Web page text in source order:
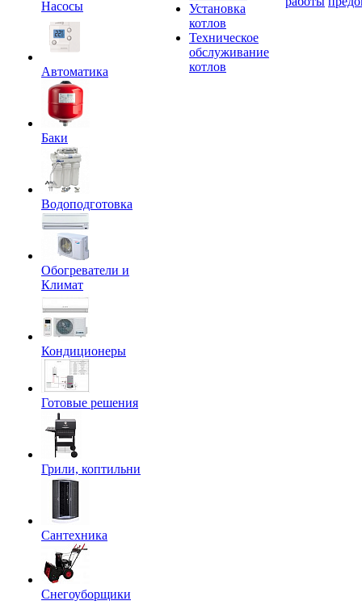
Насосы
Автоматика
Баки
Водоподготовка
Обогреватели и
Климат
Кондиционеры
Готовые решения
Грили, коптильни
Сантехника
Снегоуборщики
Установка
котлов
Техническое
обслуживание
котлов